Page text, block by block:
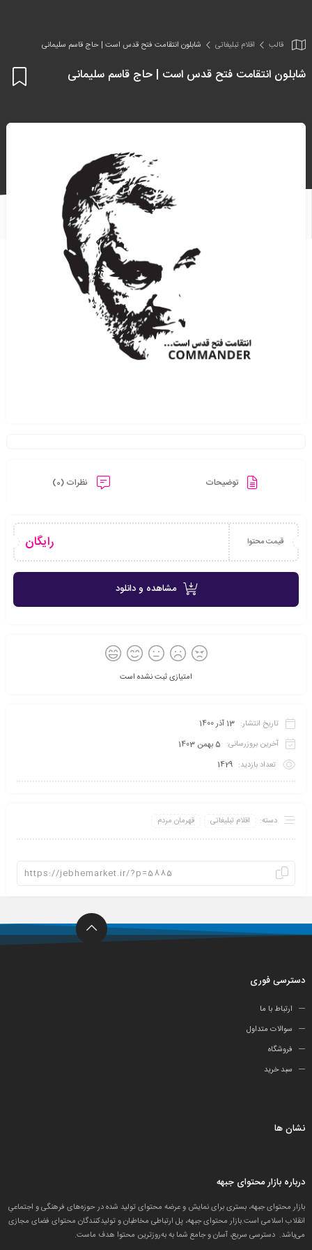
قالب اقلام تبلیغاتی شابلون انتقامت فتح قدس است | حاج قاسم سلیمانی
شابلون انتقامت فتح قدس است | حاج قاسم سلیمانی
توضیحات نظرات (0)
قیمت محتوا رایگان
مشاهده و دانلود
امتیازی ثبت نشده است
تاریخ انتشار: 13 آذر 1400
آخرین بروزرسانی: 5 بهمن 1403
تعداد بازدید: 1429
دسته: اقلام تبلیغاتی قهرمان مردم
دسترسی فوری
ارتباط با ما
سوالات متداول
فروشگاه
سبد خرید
نشان ها
درباره بازار محتوای جبهه
بازار محتوای جبهه، بستری برای نمایش و عرضه محتوای تولید شده در حوزه‌های فرهنگی و اجتماعیِ
انقلاب اسلامی است.بازار محتوای جبهه، پل ارتباطی مخاطبان و تولید‌کنندگان محتوای فضای مجازی
می‌باشد. دسترسی سریع، آسان و جامع شما به به‌روزترین محتوا هدف ماست.